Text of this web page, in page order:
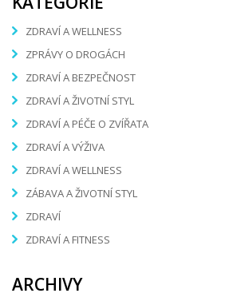
ZDRAVÍ A WELLNESS
ZPRÁVY O DROGÁCH
ZDRAVÍ A BEZPEČNOST
ZDRAVÍ A ŽIVOTNÍ STYL
ZDRAVÍ A PÉČE O ZVÍŘATA
ZDRAVÍ A VÝŽIVA
ZDRAVÍ A WELLNESS
ZÁBAVA A ŽIVOTNÍ STYL
ZDRAVÍ
ZDRAVÍ A FITNESS
ARCHIVY